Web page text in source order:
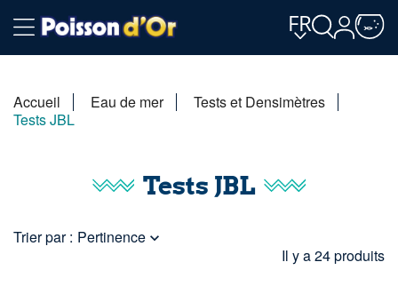
FR
Accueil Eau de mer
Tests et Densimètres
Tests JBL
Tests JBL
Trier par : Pertinence 
Il y a 24 produits